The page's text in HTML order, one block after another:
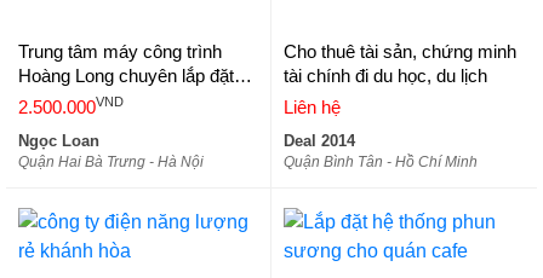
Trung tâm máy công trình
Hoàng Long chuyên lắp đặt
máy cắt betong
2.500.000VND
Ngọc Loan
Quận Hai Bà Trưng - Hà Nội
Cho thuê tài sản, chứng minh
tài chính đi du học, du lịch
Liên hệ
Deal 2014
Quận Bình Tân - Hồ Chí Minh